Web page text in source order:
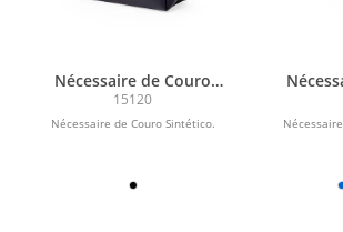
Nécessaire de Couro
Sintético
15120
Nécessaire de Couro Sintético.